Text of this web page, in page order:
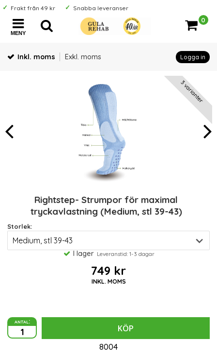
Frakt från 49 kr Snabba leveranser
MENY
0
Inkl. moms Exkl. moms Logga in
3 varianter
Rightstep- Strumpor för maximal
tryckavlastning (Medium, stl 39-43)
Storlek:
I lager Leveranstid: 1-3 dagar
749 kr
INKL. MOMS
antal:
KÖP
8004